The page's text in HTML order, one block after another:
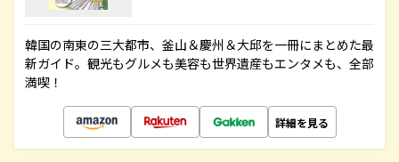
韓国の南東の三大都市、釜山＆慶州＆大邱を一冊にまとめた最
新ガイド。観光もグルメも美容も世界遺産もエンタメも、全部
満喫！
詳細を見る